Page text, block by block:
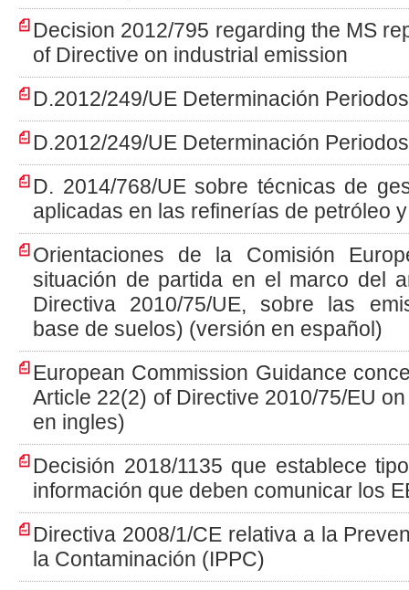
Decision 2012/795 regarding the MS
of Directive on industrial emission
D.2012/249/UE Determinación
D.2012/249/UE Determinación
D. 2014/768/UE sobre técnicas de
aplicadas en las refinerías de petróleo
Orientaciones de la Comisión
situación de partida en el marco del
Directiva 2010/75/UE, sobre las
base de suelos) (versión en español)
European Commission Guidance
Article 22(2) of Directive 2010/75/EU
en ingles)
Decisión 2018/1135 que establece
información que deben comunicar los
Directiva 2008/1/CE relativa a la
la Contaminación (IPPC)